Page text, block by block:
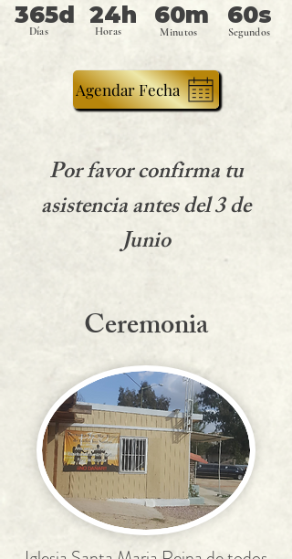
365d 24h 60m 60s
Días Horas Minutos Segundos
Agendar Fecha
Por favor confirma tu
asistencia antes del 3 de
Junio
Ceremonia